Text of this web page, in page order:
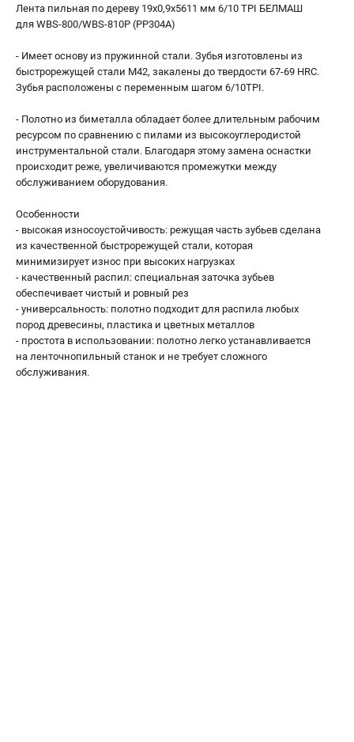
ДОПОЛНИТЕЛЬНОЕ ОБОРУДОВАНИЕ
Патроны и переходники
Подставки для станков
Прижимные устройства
Рольганги-роликовые опоры
Цанги и зажимы
Характеристики токарных станков
Токарные "ДОПЫ"
Все о влажности древесины
ТЕЛЕФОН (САНКТ-ПЕТЕРБУРГ)
+7 (812) 317-66-20
Информация размещённая на сайте не является публичной
Лента пильная по дереву 19х0,9х5611 мм 6/10 TPI БЕЛМАШ
для WBS-800/WBS-810P (PP304A)
- Имеет основу из пружинной стали. Зубья изготовлены из
быстрорежущей стали М42, закалены до твердости 67-69 HRC.
Зубья расположены с переменным шагом 6/10TPI.
- Полотно из биметалла обладает более длительным рабочим
ресурсом по сравнению с пилами из высокоуглеродистой
инструментальной стали. Благодаря этому замена оснастки
происходит реже, увеличиваются промежутки между
обслуживанием оборудования.
Особенности
- высокая износоустойчивость: режущая часть зубьев сделана
из качественной быстрорежущей стали, которая
минимизирует износ при высоких нагрузках
- качественный распил: специальная заточка зубьев
обеспечивает чистый и ровный рез
- универсальность: полотно подходит для распила любых
пород древесины, пластика и цветных металлов
- простота в использовании: полотно легко устанавливается
на ленточнопильный станок и не требует сложного
обслуживания.